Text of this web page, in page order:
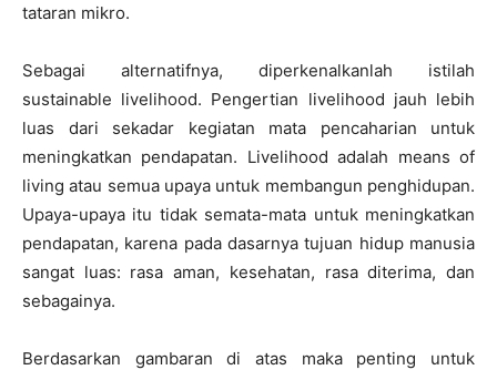
tataran mikro.
Sebagai alternatifnya, diperkenalkanlah istilah
sustainable livelihood. Pengertian livelihood jauh lebih
luas dari sekadar kegiatan mata pencaharian untuk
meningkatkan pendapatan. Livelihood adalah means of
living atau semua upaya untuk membangun penghidupan.
Upaya-upaya itu tidak semata-mata untuk meningkatkan
pendapatan, karena pada dasarnya tujuan hidup manusia
sangat luas: rasa aman, kesehatan, rasa diterima, dan
sebagainya.
Berdasarkan gambaran di atas maka penting untuk